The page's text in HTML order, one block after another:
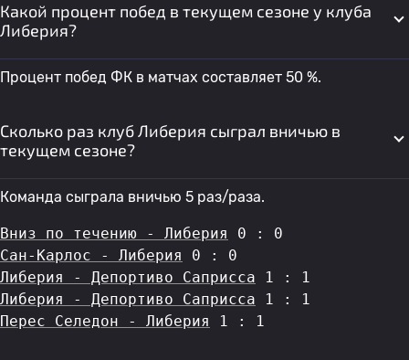
Какой процент побед в текущем сезоне у клуба
Либерия?
Процент побед ФК в матчах составляет 50 %.
Сколько раз клуб Либерия сыграл вничью в
текущем сезоне?
Команда сыграла вничью 5 раз/раза.
Вниз по течению - Либерия
0 : 0
Сан-Карлос - Либерия
0 : 0
Либерия - Депортиво Саприсса 1 : 1
Либерия - Депортиво Саприсса 1 : 1
Перес Селедон - Либерия
1 : 1